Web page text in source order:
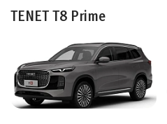
TENET T8 Prime